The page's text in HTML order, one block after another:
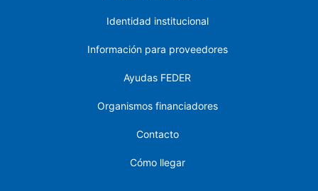
Identidad institucional
Información para proveedores
Ayudas FEDER
Organismos financiadores
Contacto
Cómo llegar